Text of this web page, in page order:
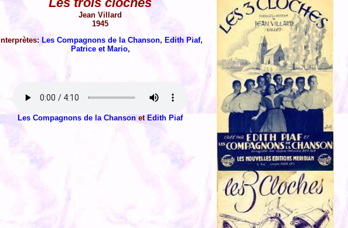
Jean Villard
1945
Interprètes: Les Compagnons de la Chanson, Edith Piaf,
Patrice et Mario,
Les Compagnons de la Chanson et Edith Piaf